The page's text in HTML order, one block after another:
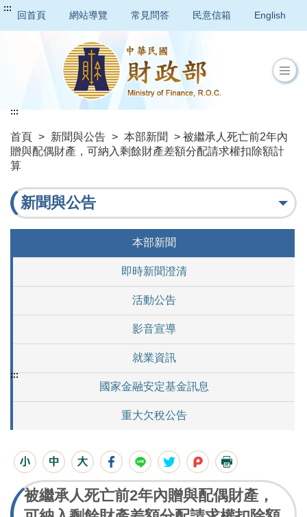
:::
回首頁 網站導覽 常見問答 民意信箱 English
首頁 > 新聞與公告 > 本部新聞
> 被繼承人死亡前2年內
贈與配偶財產，可納入剩餘財產差額分配請求權扣除額計
算
:::
新聞與公告
本部新聞
即時新聞澄清
活動公告
影音宣導
就業資訊
國家金融安定基金訊息
重大欠稅公告
:::
被繼承人死亡前2年內贈與配偶財產，